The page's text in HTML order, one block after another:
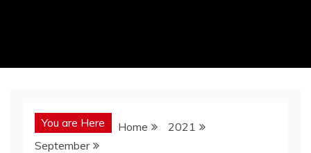
You are Here Home
2021
September